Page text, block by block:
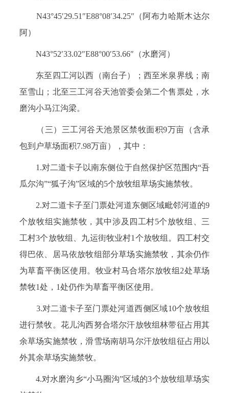
N43°45′29.51″E88°08′34.25″（阿布力哈斯木达尔
阿）
N43°52′33.02″E88°00′53.66″（水磨河）
东至四工河以西（南台子）；西至米泉界线；南
至雪山；北至三工河谷天池管委会第二个售票处，水
磨沟小马江沟梁。
（三）三工河谷天池景区禁牧面积9万亩（含承
包到户草场面积7.98万亩），其中：
1.对二道卡子以南东侧位于自然保护区范围内“吾
瓜尔沟”“狐子沟”区域的5个放牧组草场实施禁牧。
2.对二道卡子至门票处河道东侧区域毗邻河道的9
个放牧组实施禁牧，其中涉及四工村5个放牧组、三
工村3个放牧组、九运街牧业村1个放牧组。四工村交
得巴依、居马依放牧组部分草场实施禁牧，其余仍作
为草畜平衡区使用。牧业村马合塔尔放牧组2处草场
禁牧1处，1处仍作为草畜平衡区使用。
3.对二道卡子至门票处河道西侧区域10个放牧组
进行禁牧。花儿沟西努合塔尔汗放牧组林带征占用其
余草场实施禁牧，滑雪场南胡马尔汗放牧组征占用以
外其余草场实施禁牧。
4.对水磨沟乡“小马圈沟”区域的3个放牧组草场实